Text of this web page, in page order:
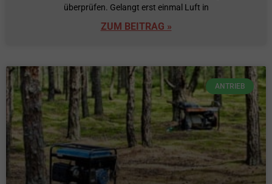
überprüfen. Gelangt erst einmal Luft in
ZUM BEITRAG »
ANTRIEB